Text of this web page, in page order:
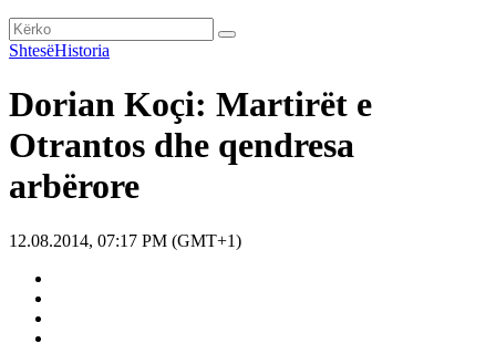
ShtesëHistoria
Dorian Koçi: Martirët e
Otrantos dhe qendresa
arbërore
12.08.2014, 07:17 PM (GMT+1)